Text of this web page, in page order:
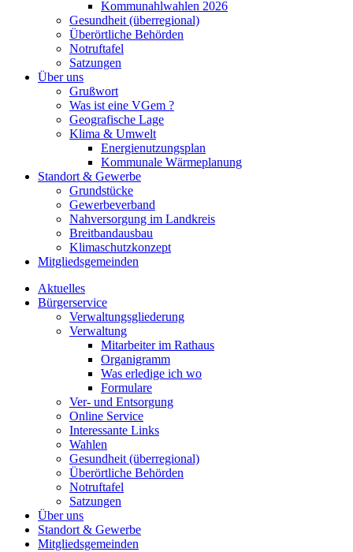
Kommunahlwahlen 2026
Gesundheit (überregional)
Überörtliche Behörden
Notruftafel
Satzungen
Über uns
Grußwort
Was ist eine VGem ?
Geografische Lage
Klima & Umwelt
Energienutzungsplan
Kommunale Wärmeplanung
Standort & Gewerbe
Grundstücke
Gewerbeverband
Nahversorgung im Landkreis
Breitbandausbau
Klimaschutzkonzept
Mitgliedsgemeinden
Aktuelles
Bürgerservice
Verwaltungsgliederung
Verwaltung
Mitarbeiter im Rathaus
Organigramm
Was erledige ich wo
Formulare
Ver- und Entsorgung
Online Service
Interessante Links
Wahlen
Gesundheit (überregional)
Überörtliche Behörden
Notruftafel
Satzungen
Über uns
Standort & Gewerbe
Mitgliedsgemeinden